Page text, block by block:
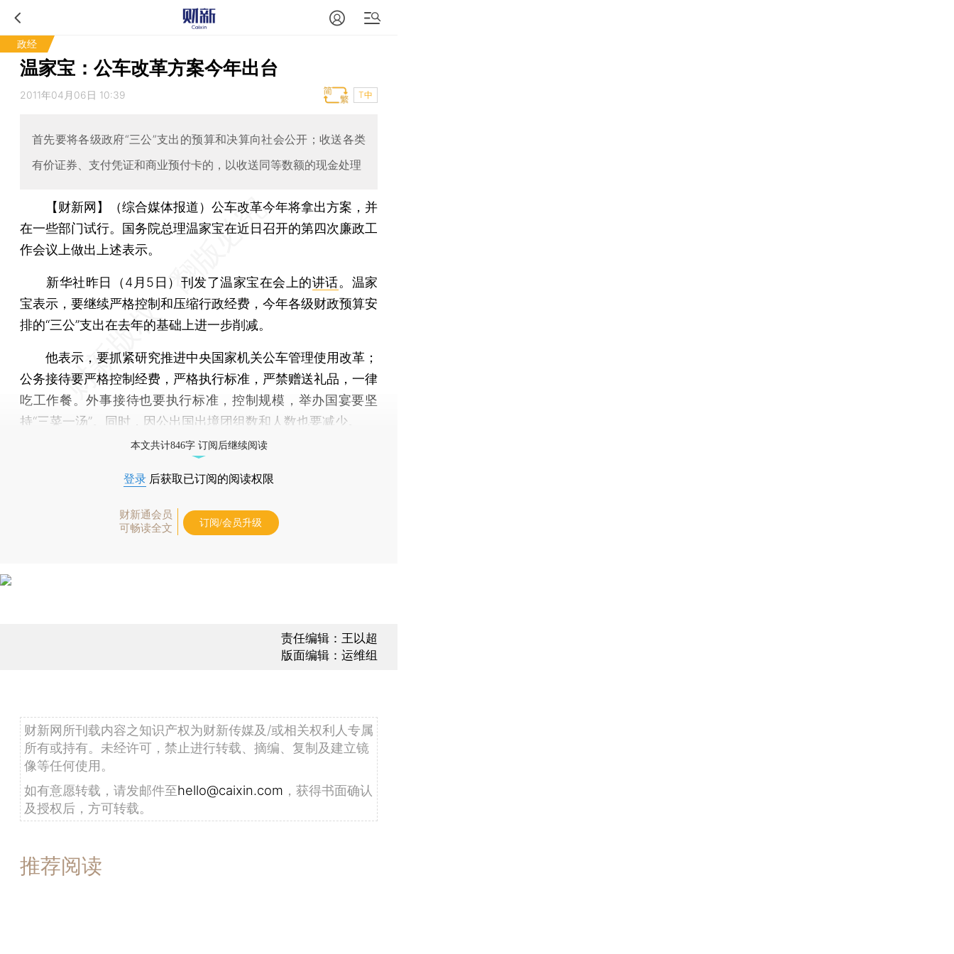
政经
温家宝：公车改革方案今年出台
2011年04月06日 10:39 T中
首先要将各级政府“三公”支出的预算和决算向社会公开；收送各类
有价证券、支付凭证和商业预付卡的，以收送同等数额的现金处理
【财新网】（综合媒体报道） 公车改革今年将拿出方案，并
在一些部门试行。国务院总理温家宝在近日召开的第四次廉政工
作会议上做出上述表示。
新华社昨日（4月5日）刊发了温家宝在会上的讲话。温家
宝表示，要继续严格控制和压缩行政经费，今年各级财政预算安
排的“三公”支出在去年的基础上进一步削减。
他表示，要抓紧研究推进中央国家机关公车管理使用改革；
公务接待要严格控制经费，严格执行标准，严禁赠送礼品，一律
吃工作餐。外事接待也要执行标准，控制规模，举办国宴要坚
持“三菜一汤”。同时，因公出国出境团组数和人数也要减少。
本文共计846字 订阅后继续阅读
登录 后获取已订阅的阅读权限
财新通会员
可畅读全文
订阅/会员升级
责任编辑：王以超
版面编辑：运维组
财新网所刊载内容之知识产权为财新传媒及/或相关权利人专属
所有或持有。未经许可，禁止进行转载、摘编、复制及建立镜
像等任何使用。
如有意愿转载，请发邮件至hello@caixin.com ，获得书面确认
及授权后，方可转载。
推荐阅读